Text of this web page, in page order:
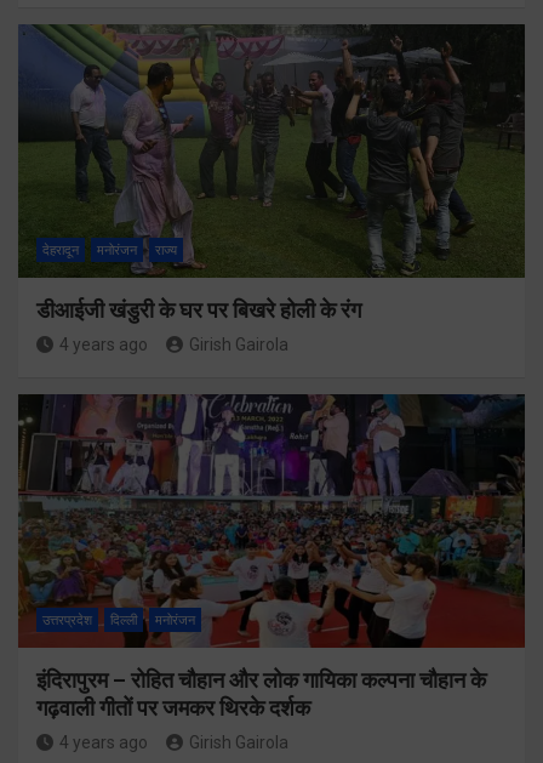
देहरादून मनोरंजन राज्य
डीआईजी खंडुरी के घर पर बिखरे होली के रंग
4 years ago Girish Gairola
उत्तरप्रदेश दिल्ली मनोरंजन
इंदिरापुरम – रोहित चौहान और लोक गायिका कल्पना चौहान के
गढ़वाली गीतों पर जमकर थिरके दर्शक
4 years ago Girish Gairola